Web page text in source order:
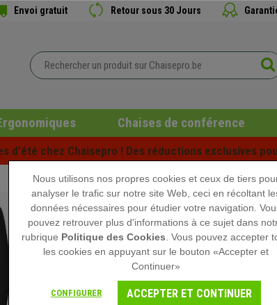
Envoi gratuit Retour sous 30 Jours
Chaises de conférence
d'été chez Chaisepro ! Des réductions exclusives
299,90 €
Nous utilisons nos propres cookies et ceux de tiers
analyser le trafic sur notre site Web, ceci en récoltant
données nécessaires pour étudier votre navigation.
pouvez retrouver plus d'informations à ce sujet dans
rubrique Politique des Cookies . Vous pouvez accepter
les cookies en appuyant sur le bouton «Accepter et
Continuer»
CONFIGURER ACCEPTER ET CONTINUER